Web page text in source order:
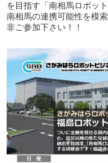
を目指す「南相馬ロボッ
南相馬の連携可能性を模
非ご参加下さい！！